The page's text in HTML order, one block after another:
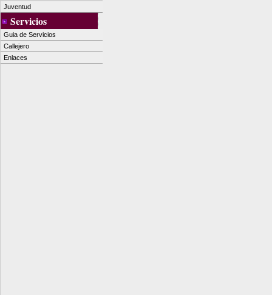
Juventud
Servicios
Guia de Servicios
Callejero
Enlaces